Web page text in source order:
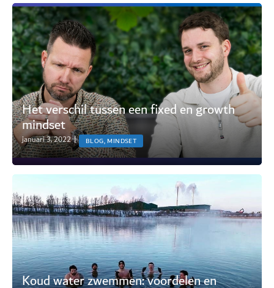
Het verschil tussen een fixed en growth
mindset
januari 3, 2022 | BLOG, MINDSET
Koud water zwemmen: voordelen en